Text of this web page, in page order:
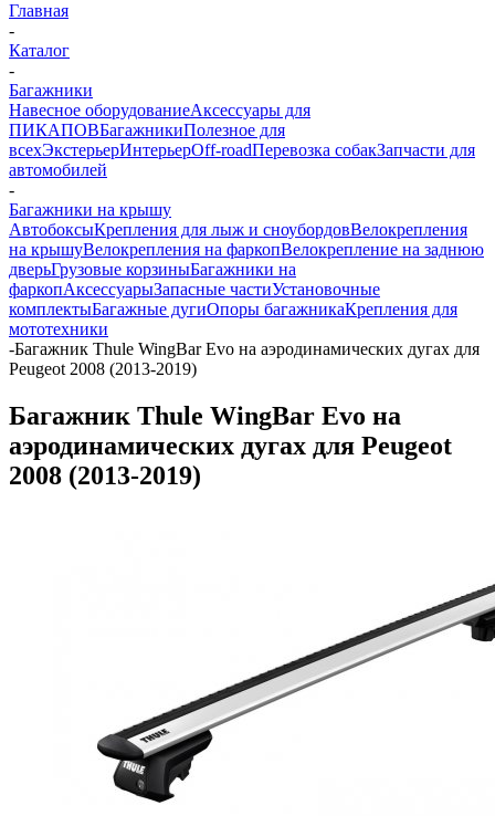
Главная
-
Каталог
-
Багажники
Навесное оборудованиеАксессуары для
ПИКАПОВБагажникиПолезное для
всехЭкстерьерИнтерьерOff-roadПеревозка собакЗапчасти для
автомобилей
-
Багажники на крышу
АвтобоксыКрепления для лыж и сноубордовВелокрепления
на крышуВелокрепления на фаркопВелокрепление на заднюю
дверьГрузовые корзиныБагажники на
фаркопАксессуарыЗапасные частиУстановочные
комплектыБагажные дугиОпоры багажникаКрепления для
мототехники
-Багажник Thule WingBar Evo на аэродинамических дугах для
Peugeot 2008 (2013-2019)
Багажник Thule WingBar Evo на
аэродинамических дугах для Peugeot
2008 (2013-2019)